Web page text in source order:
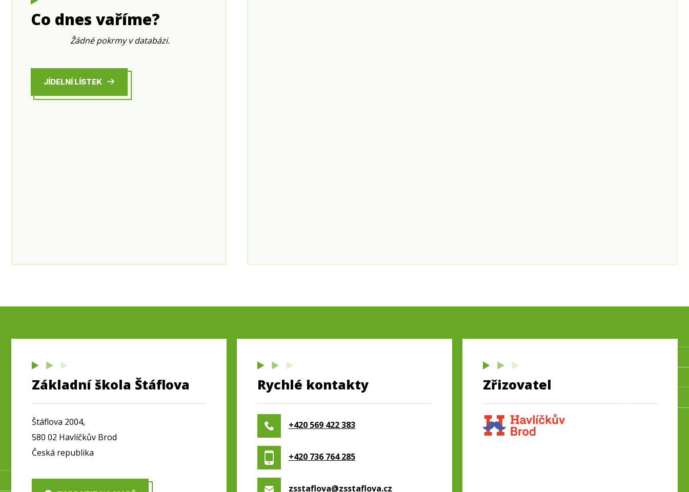
Co dnes vaříme?
Žádné pokrmy v databázi.
JÍDELNÍ LÍSTEK
Základní škola Štáflova
Štáflova 2004,
580 02 Havlíčkův Brod
Česká republika
Rychlé kontakty
+420 569 422 383
+420 736 764 285
zsstaflova@zsstaflova.cz
Zřizovatel